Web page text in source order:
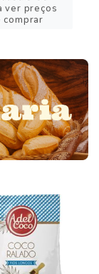
ver preços
comprar